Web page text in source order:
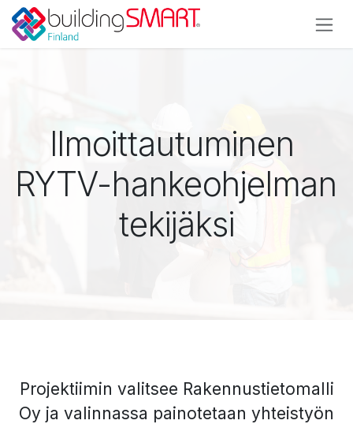
Siirry sisältöön
Ilmoittautuminen
RYTV-hankeohjelman
tekijäksi
Projektiimin valitsee Rakennustietomalli
Oy ja valinnassa painotetaan yhteistyön